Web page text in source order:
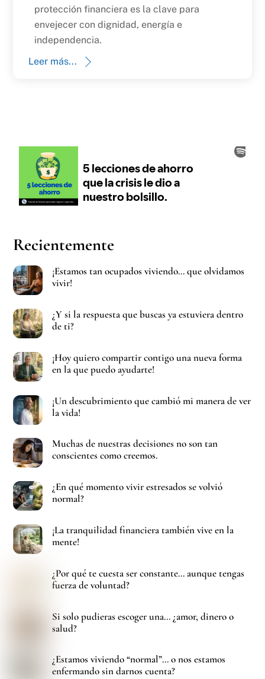
protección financiera es la clave para
envejecer con dignidad, energía e
independencia.
Leer más...
Recientemente
¡Estamos tan ocupados viviendo… que olvidamos
vivir!
¿Y si la respuesta que buscas ya estuviera dentro
de ti?
¡Hoy quiero compartir contigo una nueva forma
en la que puedo ayudarte!
¡Un descubrimiento que cambió mi manera de ver
la vida!
Muchas de nuestras decisiones no son tan
conscientes como creemos.
¿En qué momento vivir estresados se volvió
normal?
¡La tranquilidad financiera también vive en la
mente!
¿Por qué te cuesta ser constante… aunque tengas
fuerza de voluntad?
Si solo pudieras escoger una… ¿amor, dinero o
salud?
¿Estamos viviendo “normal”… o nos estamos
enfermando sin darnos cuenta?